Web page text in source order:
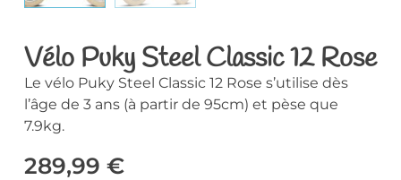
Vélo Puky Steel Classic 12 Rose
Le vélo Puky Steel Classic 12 Rose s’utilise dès
l’âge de 3 ans (à partir de 95cm) et pèse que
7.9kg.
289,99 €